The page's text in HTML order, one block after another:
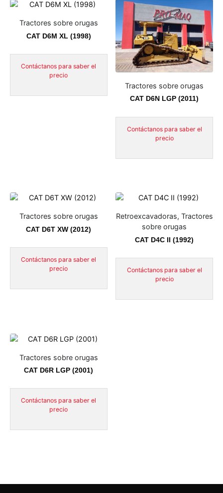
Tractores sobre orugas
CAT D6M XL (1998)
Contáctanos para saber el
precio
Tractores sobre orugas
CAT D6N LGP (2011)
Contáctanos para saber el
precio
Tractores sobre orugas
CAT D6T XW (2012)
Contáctanos para saber el
precio
Retroexcavadoras, Tractores
sobre orugas
CAT D4C II (1992)
Contáctanos para saber el
precio
Tractores sobre orugas
CAT D6R LGP (2001)
Contáctanos para saber el
precio